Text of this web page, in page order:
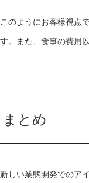
このようにお客様視点
す。また、食事の費用
まとめ
新しい業態開発でのア